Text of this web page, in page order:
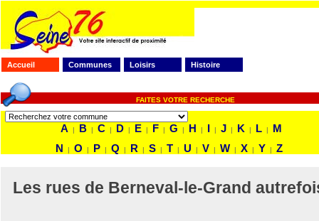
Accueil Communes Loisirs Histoire
FAITES VOTRE RECHERCHE
A | B | C | D | E | F | G | H | I | J | K | L |
M
N
| O | P | Q | R | S | T | U | V | W | X | Y | Z
Les rues de Berneval-le-Grand